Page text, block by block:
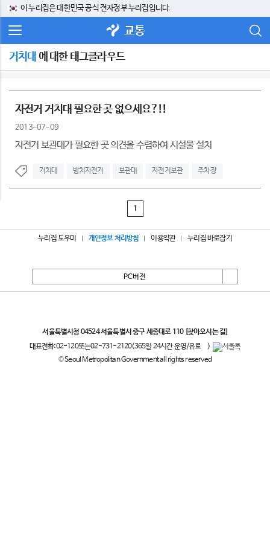
이 누리집은 대한민국 공식 전자정부 누리집입니다.
교통
거치대 에 대한 태그클라우드
자전거 거치대 필요한 곳 없으세요?!!
2013-07-09
자전거 보관대가 필요한 곳 의견을 수렴하여 시설물 설치
거치대 방치자전거 보관대 자전거보관 주차장
1
누리집 도우미 개인정보 처리방침 이용약관 누리집 바로잡기
PC버전
서울특별시청 04524 서울특별시 중구 세종대로 110 [찾아오시는 길]
대표전화:02-120또는02-731-2120(365일 24시간 운영/유료
)
© Seoul Metropolitan Government all rights reserved